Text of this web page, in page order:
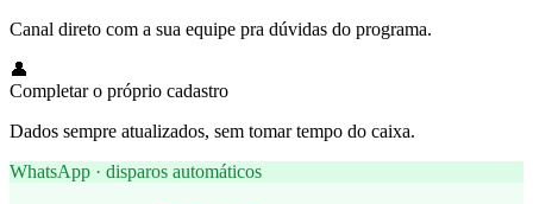
Canal direto com a sua equipe pra dúvidas do programa.
👤
Completar o próprio cadastro
Dados sempre atualizados, sem tomar tempo do caixa.
WhatsApp · disparos automáticos